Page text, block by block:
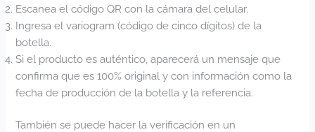
Escanea el código QR con la cámara del celular.
Ingresa el variogram (código de cinco dígitos) de la
botella.
Si el producto es auténtico, aparecerá un mensaje que
confirma que es 100% original y con información como la
fecha de producción de la botella y la referencia.
También se puede hacer la verificación en un